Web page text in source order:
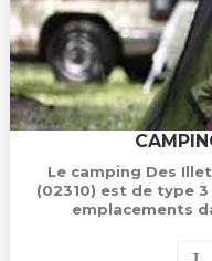
Le camping Des
(02310) est de type
emplacements